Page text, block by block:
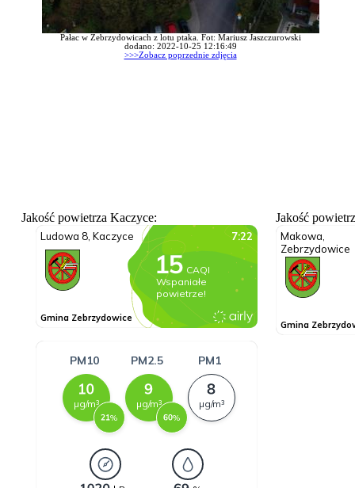
Pałac w Zebrzydowicach z lotu ptaka. Fot: Mariusz Jaszczurowski
dodano: 2022-10-25 12:16:49
>>>Zobacz poprzednie zdjęcia
Jakość powietrza Kaczyce: Jakość